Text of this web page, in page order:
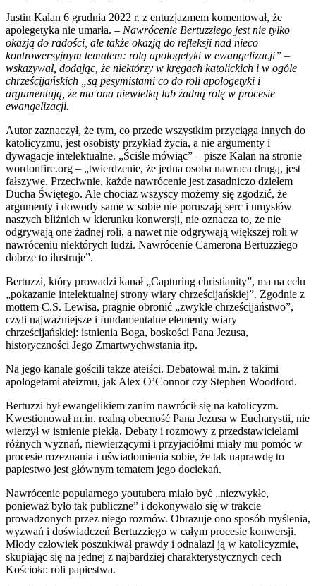
Justin Kalan 6 grudnia 2022 r. z entuzjazmem komentował, że
apolegetyka nie umarła. – Nawrócenie Bertuzziego jest nie tylko
okazją do radości, ale także okazją do refleksji nad nieco
kontrowersyjnym tematem: rolą apologetyki w ewangelizacji” –
wskazywał, dodając, że niektórzy w kręgach katolickich i w ogóle
chrześcijańskich „są pesymistami co do roli apologetyki i
argumentują, że ma ona niewielką lub żadną rolę w procesie
ewangelizacji.
Autor zaznaczył, że tym, co przede wszystkim przyciąga innych do
katolicyzmu, jest osobisty przykład życia, a nie argumenty i
dywagacje intelektualne. „Ściśle mówiąc” – pisze Kalan na stronie
wordonfire.org – „twierdzenie, że jedna osoba nawraca drugą, jest
fałszywe. Przeciwnie, każde nawrócenie jest zasadniczo dziełem
Ducha Świętego. Ale chociaż wszyscy możemy się zgodzić, że
argumenty i dowody same w sobie nie poruszają serc i umysłów
naszych bliźnich w kierunku konwersji, nie oznacza to, że nie
odgrywają one żadnej roli, a nawet nie odgrywają większej roli w
nawróceniu niektórych ludzi. Nawrócenie Camerona Bertuzziego
dobrze to ilustruje”.
Bertuzzi, który prowadzi kanał „Capturing christianity”, ma na celu
„pokazanie intelektualnej strony wiary chrześcijańskiej”. Zgodnie z
mottem C.S. Lewisa, pragnie obronić „zwykłe chrześcijaństwo”,
czyli najważniejsze i fundamentalne elementy wiary
chrześcijańskiej: istnienia Boga, boskości Pana Jezusa,
historyczności Jego Zmartwychwstania itp.
Na jego kanale gościli także ateiści. Debatował m.in. z takimi
apologetami ateizmu, jak Alex O’Connor czy Stephen Woodford.
Bertuzzi był ewangelikiem zanim nawrócił się na katolicyzm.
Kwestionował m.in. realną obecność Pana Jezusa w Eucharystii, nie
wierzył w istnienie piekła. Debaty i rozmowy z przedstawicielami
różnych wyznań, niewierzącymi i przyjaciółmi miały mu pomóc w
procesie rozeznania i uświadomienia sobie, że tak naprawdę to
papiestwo jest głównym tematem jego dociekań.
Nawrócenie popularnego youtubera miało być „niezwykłe,
ponieważ było tak publiczne” i dokonywało się w trakcie
prowadzonych przez niego rozmów. Obrazuje ono sposób myślenia,
wyzwań i doświadczeń Bertuzziego w całym procesie konwersji.
Młody człowiek poszukiwał prawdy i odnalazł ją w katolicyzmie,
skupiając się na jednej z najbardziej charakterystycznych cech
Kościoła: roli papiestwa.